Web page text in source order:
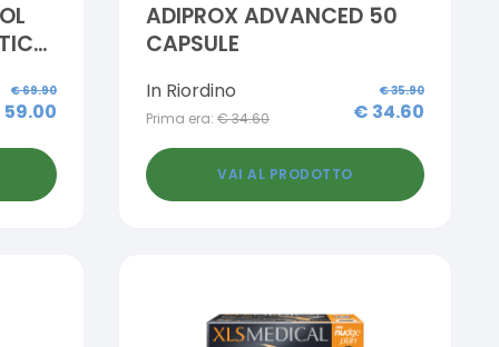
€69.90
59.00
ADIPROX ADVANCED 50
CAPSULE
In Riordino
Prima era: €34.60
€35.90
€ 34.60
VAI AL PRODOTTO